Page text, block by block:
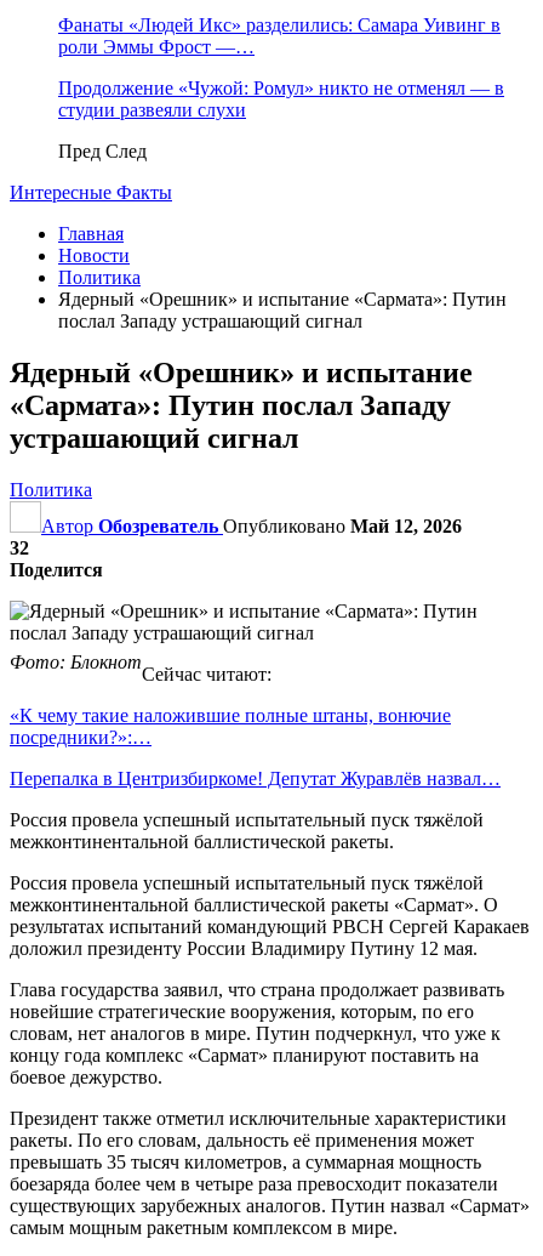
Фанаты «Людей Икс» разделились: Самара Уивинг в
роли Эммы Фрост —…
Продолжение «Чужой: Ромул» никто не отменял — в
студии развеяли слухи
Пред След
Интересные Факты
Главная
Новости
Политика
Ядерный «Орешник» и испытание «Сармата»: Путин
послал Западу устрашающий сигнал
Ядерный «Орешник» и испытание
«Сармата»: Путин послал Западу
устрашающий сигнал
Политика
Автор Обозреватель Опубликовано Май 12, 2026
32
Поделится
Фото: Блокнот
Сейчас читают:
«К чему такие наложившие полные штаны, вонючие
посредники?»:…
Перепалка в Центризбиркоме! Депутат Журавлёв назвал…
Россия провела успешный испытательный пуск тяжёлой
межконтинентальной баллистической ракеты.
Россия провела успешный испытательный пуск тяжёлой
межконтинентальной баллистической ракеты «Сармат». О
результатах испытаний командующий РВСН Сергей Каракаев
доложил президенту России Владимиру Путину 12 мая.
Глава государства заявил, что страна продолжает развивать
новейшие стратегические вооружения, которым, по его
словам, нет аналогов в мире. Путин подчеркнул, что уже к
концу года комплекс «Сармат» планируют поставить на
боевое дежурство.
Президент также отметил исключительные характеристики
ракеты. По его словам, дальность её применения может
превышать 35 тысяч километров, а суммарная мощность
боезаряда более чем в четыре раза превосходит показатели
существующих зарубежных аналогов. Путин назвал «Сармат»
самым мощным ракетным комплексом в мире.